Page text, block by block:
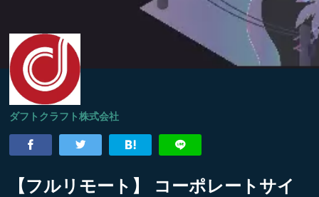
ダフトクラフト株式会社
【フルリモート】 コーポレートサイ